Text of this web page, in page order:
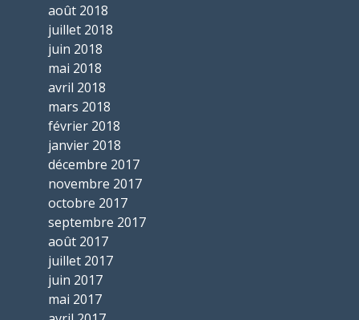
août 2018
juillet 2018
juin 2018
mai 2018
avril 2018
mars 2018
février 2018
janvier 2018
décembre 2017
novembre 2017
octobre 2017
septembre 2017
août 2017
juillet 2017
juin 2017
mai 2017